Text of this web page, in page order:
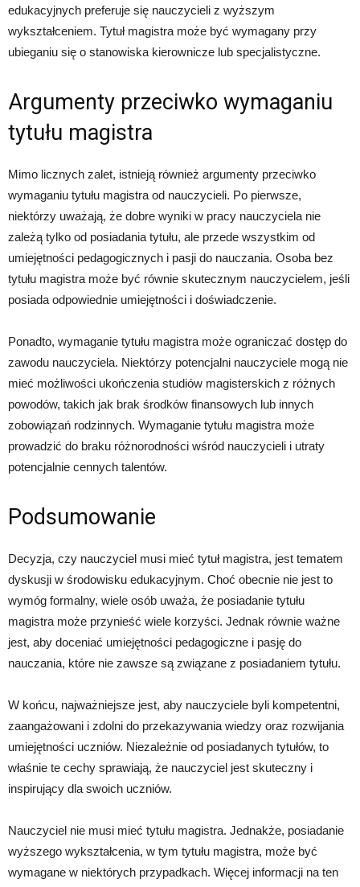
edukacyjnych preferuje się nauczycieli z wyższym
wykształceniem. Tytuł magistra może być wymagany przy
ubieganiu się o stanowiska kierownicze lub specjalistyczne.
Argumenty przeciwko wymaganiu
tytułu magistra
Mimo licznych zalet, istnieją również argumenty przeciwko
wymaganiu tytułu magistra od nauczycieli. Po pierwsze,
niektórzy uważają, że dobre wyniki w pracy nauczyciela nie
zależą tylko od posiadania tytułu, ale przede wszystkim od
umiejętności pedagogicznych i pasji do nauczania. Osoba bez
tytułu magistra może być równie skutecznym nauczycielem, jeśli
posiada odpowiednie umiejętności i doświadczenie.
Ponadto, wymaganie tytułu magistra może ograniczać dostęp do
zawodu nauczyciela. Niektórzy potencjalni nauczyciele mogą nie
mieć możliwości ukończenia studiów magisterskich z różnych
powodów, takich jak brak środków finansowych lub innych
zobowiązań rodzinnych. Wymaganie tytułu magistra może
prowadzić do braku różnorodności wśród nauczycieli i utraty
potencjalnie cennych talentów.
Podsumowanie
Decyzja, czy nauczyciel musi mieć tytuł magistra, jest tematem
dyskusji w środowisku edukacyjnym. Choć obecnie nie jest to
wymóg formalny, wiele osób uważa, że posiadanie tytułu
magistra może przynieść wiele korzyści. Jednak równie ważne
jest, aby doceniać umiejętności pedagogiczne i pasję do
nauczania, które nie zawsze są związane z posiadaniem tytułu.
W końcu, najważniejsze jest, aby nauczyciele byli kompetentni,
zaangażowani i zdolni do przekazywania wiedzy oraz rozwijania
umiejętności uczniów. Niezależnie od posiadanych tytułów, to
właśnie te cechy sprawiają, że nauczyciel jest skuteczny i
inspirujący dla swoich uczniów.
Nauczyciel nie musi mieć tytułu magistra. Jednakże, posiadanie
wyższego wykształcenia, w tym tytułu magistra, może być
wymagane w niektórych przypadkach. Więcej informacji na ten